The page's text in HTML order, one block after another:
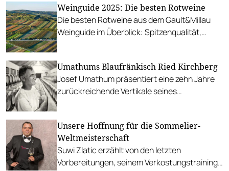
Weinguide 2025: Die besten Rotweine
Die besten Rotweine aus dem Gault&Millau
Weinguide im Überblick: Spitzenqualität,
Umathums Blaufränkisch Ried Kirchberg
Josef Umathum präsentiert eine zehn Jahre
zurückreichende Vertikale seines
Unsere Hoffnung für die Sommelier-
Weltmeisterschaft
Suwi Zlatic erzählt von den letzten
Vorbereitungen, seinem Verkostungstraining